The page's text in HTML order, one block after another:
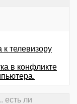
к телевизору
в конфликте
есть ли